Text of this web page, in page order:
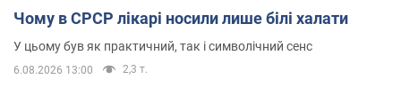
Чому в СРСР лікарі носили лише білі халати
У цьому був як практичний, так і символічний сенс
6.08.2026 13:00 2,3 т.